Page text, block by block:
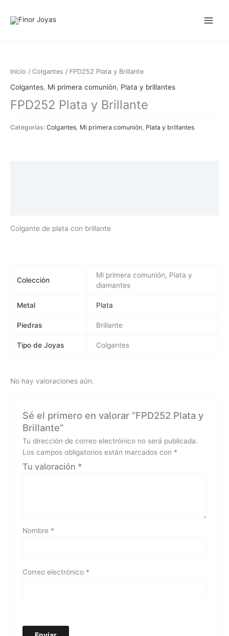
Inicio / Colgantes / FPD252 Plata y Brillante
Colgantes, Mi primera comunión, Plata y brillantes
FPD252 Plata y Brillante
Categorías: Colgantes Mi primera comunión Plata y brillantes
Colgante de plata con brillante
Colección
Mi primera comunión, Plata y
diamantes
Metal Plata
Piedras Brillante
Tipo de Joyas Colgantes
No hay valoraciones aún.
Sé el primero en valorar “FPD252 Plata y
Brillante”
Tu dirección de correo electrónico no será publicada.
Los campos obligatorios están marcados con *
Tu valoración *
Nombre *
Correo electrónico *